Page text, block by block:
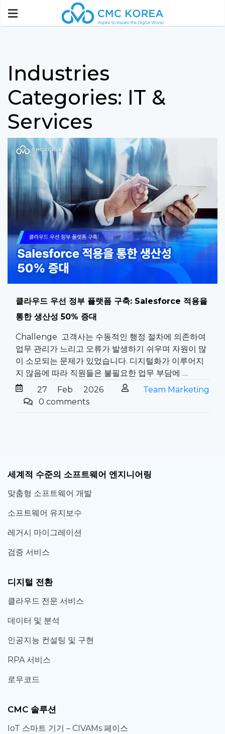
Paste this code immediately after the opening tag:
Industries
Categories: IT &
Services
클라우드 우선 정부 플랫폼 구축: Salesforce 적용을
통한 생산성 50% 증대
Challenge 고객사는 수동적인 행정 절차에 의존하여
업무 관리가 느리고 오류가 발생하기 쉬우며 자원이 많
이 소모되는 문제가 있었습니다. 디지털화가 이루어지
지 않음에 따라 직원들은 불필요한 업무 부담에 …
27
Feb 2026
Team Marketing
0 comments
세계적 수준의 소프트웨어 엔지니어링
맞춤형 소프트웨어 개발
소프트웨어 유지보수
레거시 마이그레이션
검증 서비스
디지털 전환
클라우드 전문 서비스
데이터 및 분석
인공지능 컨설팅 및 구현
RPA 서비스
로우코드
CMC 솔루션
IoT 스마트 기기 – CIVAMs 페이스